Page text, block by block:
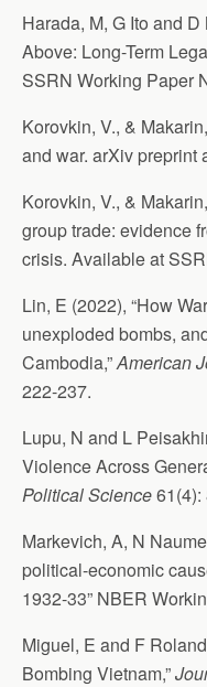
Harada, M, G Ito and
Above: Long-Term
SSRN Working Paper
Korovkin, V., &
and war. arXiv preprint
Korovkin, V., &
group trade: evidence
crisis. Available at
Lin, E (2022), “How
unexploded bombs,
Cambodia,”American
222-237.
Lupu, N and L
Violence Across
Political Science61(4):
Markevich, A, N
political-economic
1932-33” NBER
Miguel, E and F
Bombing Vietnam,”